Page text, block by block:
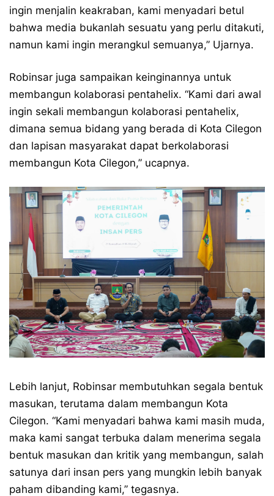
ingin menjalin keakraban, kami menyadari betul
bahwa media bukanlah sesuatu yang perlu ditakuti,
namun kami ingin merangkul semuanya,” Ujarnya.
Robinsar juga sampaikan keinginannya untuk
membangun kolaborasi pentahelix. “Kami dari awal
ingin sekali membangun kolaborasi pentahelix,
dimana semua bidang yang berada di Kota Cilegon
dan lapisan masyarakat dapat berkolaborasi
membangun Kota Cilegon,” ucapnya.
Lebih lanjut, Robinsar membutuhkan segala bentuk
masukan, terutama dalam membangun Kota
Cilegon. “Kami menyadari bahwa kami masih muda,
maka kami sangat terbuka dalam menerima segala
bentuk masukan dan kritik yang membangun, salah
satunya dari insan pers yang mungkin lebih banyak
paham dibanding kami,” tegasnya.